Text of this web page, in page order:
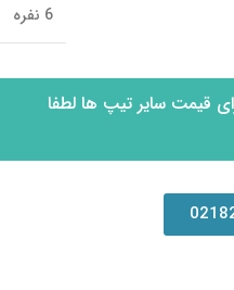
6 نفره
تیپ 1 است، برای قیمت سایر تیپ ها لطفا